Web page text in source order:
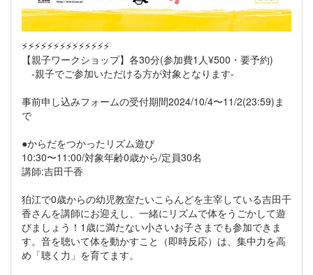
⚡️⚡️⚡️⚡️⚡️⚡️⚡️⚡️⚡️⚡️⚡️⚡️⚡️⚡️
【親子ワークショップ】各30分(参加費1人¥500・要予約)
-親子でご参加いただける方が対象となります-
事前申し込みフォームの受付期間2024/10/4〜11/2(23:59)ま
で
●からだをつかったリズム遊び
10:30〜11:00/対象年齢0歳から/定員30名
講師:吉田千香
狛江で0歳からの幼児教室たいこらんどを主宰している吉田千
香さんを講師にお迎えし、一緒にリズムで体をうごかして遊
びましょう！1歳に満たない小さいお子さまでも参加できま
す。音を聴いて体を動かすこと（即時反応）は、集中力を高
め「聴く力」を育てます。